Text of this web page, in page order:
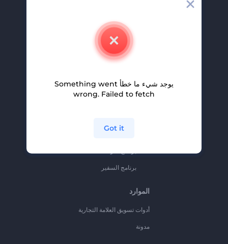
اتصل بنا
وظائف
برنامج الإحالة
سياسة الخصوصية
برنامج السفير
الموارد
أدوات تسويق العلامة التجارية
مدونة
يوجد شيء ما خطأ Something went
wrong. Failed to fetch
Got it